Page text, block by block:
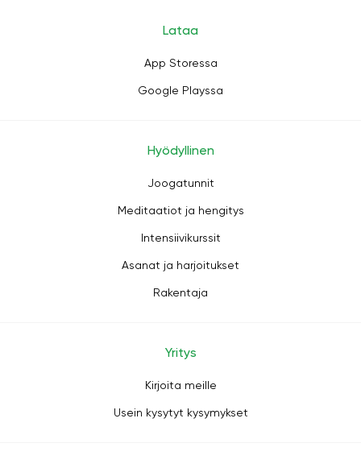
Lataa
App Storessa
Google Playssa
Hyödyllinen
Joogatunnit
Meditaatiot ja hengitys
Intensiivikurssit
Asanat ja harjoitukset
Rakentaja
Yritys
Kirjoita meille
Usein kysytyt kysymykset